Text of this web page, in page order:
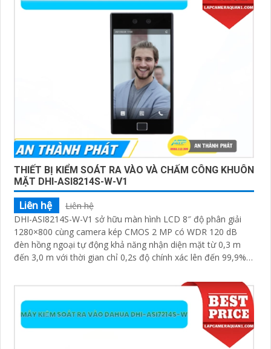
THIẾT BỊ KIỂM SOÁT RA VÀO VÀ CHẤM CÔNG KHUÔN
MẶT DHI-ASI8214S-W-V1
Liên hệ
Liên hệ
DHI-ASI8214S-W-V1 sở hữu màn hình LCD 8″ độ phân giải
1280×800 cùng camera kép CMOS 2 MP có WDR 120 dB
đèn hồng ngoại tự động khả năng nhận diện mặt từ 0,3 m
đến 3,0 m với thời gian chỉ 0,2s độ chính xác lên đến 99,9%
100.000 khuôn mặt cùng 100